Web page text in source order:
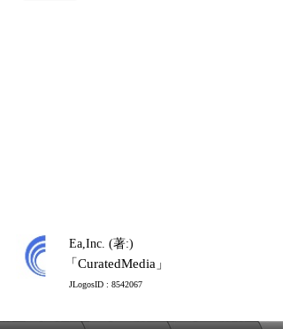
Ea,Inc. (著:)
「CuratedMedia」
JLogosID : 8542067